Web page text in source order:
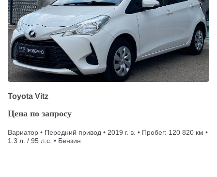
Toyota Vitz
Цена по запросу
Вариатор • Передний привод • 2019 г. в. • Пробег: 120 820 км •
1.3 л. / 95 л.с. • Бензин